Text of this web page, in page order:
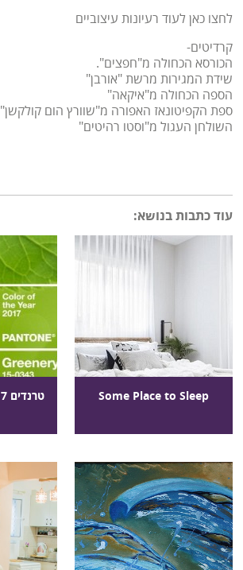
לחצו כאן לעוד רעיונות עיצוביים
קרדיטים-
הכורסא הכחולה מ"חפצים".
שידת המגירות מרשת "אורבן"
הספה הכחולה מ"איקאה"
ספת הקפיטונאז האפורה מ"שוורץ הום קולקשן"
השולחן העגול מ"וסטו רהיטים"
עוד כתבות בנושא:
Some Place to Sleep טרנדים 2017 בעולם העיצוב